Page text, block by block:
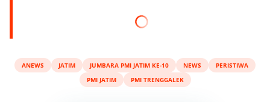
ANEWS JATIM JUMBARA PMI JATIM KE-10 NEWS
PERISTIWA
PMI JATIM
PMI TRENGGALEK